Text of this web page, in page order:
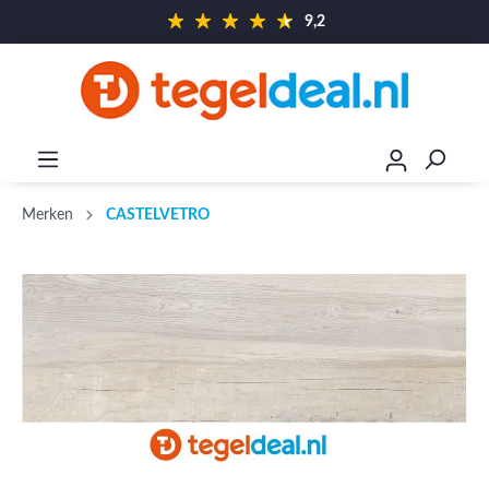
9,2
Merken CASTELVETRO